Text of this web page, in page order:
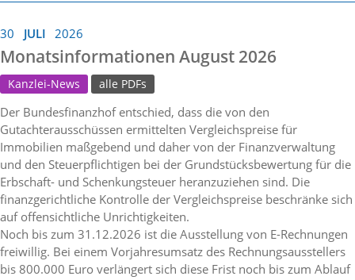
30 JULI 2026
Monatsinformationen August 2026
Kanzlei-News alle PDFs
Der Bundesfinanzhof entschied, dass die von den
Gutachterausschüssen ermittelten Vergleichspreise für
Immobilien maßgebend und daher von der Finanzverwaltung
und den Steuerpflichtigen bei der Grundstücksbewertung für die
Erbschaft- und Schenkungsteuer heranzuziehen sind. Die
finanzgerichtliche Kontrolle der Vergleichspreise beschränke sich
auf offensichtliche Unrichtigkeiten.
Noch bis zum 31.12.2026 ist die Ausstellung von E-Rechnungen
freiwillig. Bei einem Vorjahresumsatz des Rechnungsausstellers
bis 800.000 Euro verlängert sich diese Frist noch bis zum Ablauf